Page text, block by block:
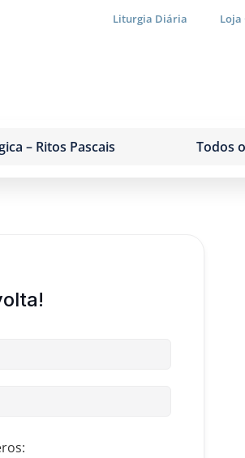
Liturgia Diária Loja
– Ritos Pascais Todos